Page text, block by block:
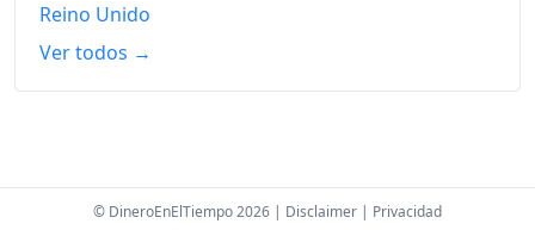
1976
1977
372.48
1979
443.03
Reino Unido
Ver todos →
© DineroEnElTiempo 2026 | Disclaimer | Privacidad